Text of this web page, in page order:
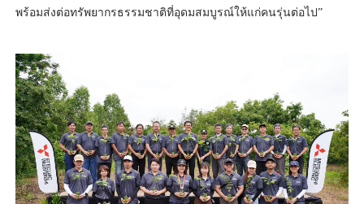
พร้อมส่งต่อทรัพยากรธรรมชาติที่อุดมสมบูรณ์ให้แก่คนรุ่นต่อไป”